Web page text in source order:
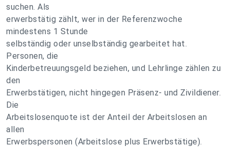
suchen. Als
erwerbstätig zählt, wer in der Referenzwoche
mindestens 1 Stunde
selbständig oder unselbständig gearbeitet hat.
Personen, die
Kinderbetreuungsgeld beziehen, und Lehrlinge zählen zu
den
Erwerbstätigen, nicht hingegen Präsenz- und Zivildiener.
Die
Arbeitslosenquote ist der Anteil der Arbeitslosen an
allen
Erwerbspersonen (Arbeitslose plus Erwerbstätige).